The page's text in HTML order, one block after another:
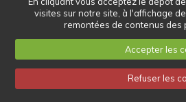
visites sur notre site, à l'affichage
remontées de contenus des
Accepter les
Refuser les